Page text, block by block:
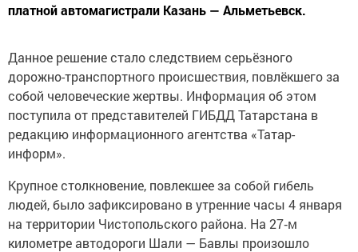
платной автомагистрали Казань — Альметьевск.
Данное решение стало следствием серьёзного
дорожно-транспортного происшествия, повлёкшего за
собой человеческие жертвы. Информация об этом
поступила от представителей ГИБДД Татарстана в
редакцию информационного агентства «Татар-
информ».
Крупное столкновение, повлекшее за собой гибель
людей, было зафиксировано в утренние часы 4 января
на территории Чистопольского района. На 27‑м
километре автодороги Шали — Бавлы произошло